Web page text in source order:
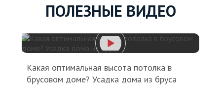
ПОЛЕЗНЫЕ ВИДЕО
Какая оптимальная высота потолка в
брусовом доме? Усадка дома из бруса